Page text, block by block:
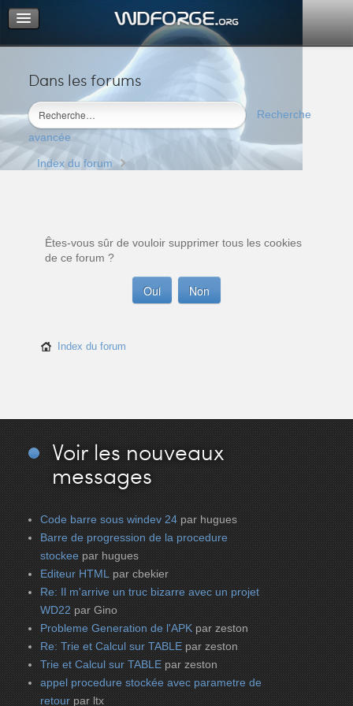
Dans les forums
Recherche
avancée
Portail
Index du forum
M’enregistrer
Connexion
Index du forum
Êtes-vous sûr de vouloir supprimer tous les cookies
de ce forum ?
Index du forum
Voir les nouveaux
messages
Code barre sous windev 24 par hugues
Barre de progression de la procedure
stockee par hugues
Editeur HTML par cbekier
Re: Il m'arrive un truc bizarre avec un projet
WD22 par Gino
Probleme Generation de l'APK par zeston
Re: Trie et Calcul sur TABLE par zeston
Trie et Calcul sur TABLE par zeston
appel procedure stockée avec parametre de
retour par ltx